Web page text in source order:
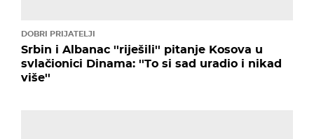
DOBRI PRIJATELJI
Srbin i Albanac ''riješili'' pitanje Kosova u
svlačionici Dinama: ''To si sad uradio i nikad
više''